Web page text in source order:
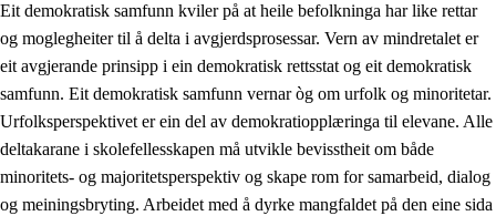
1.4 Skaparglede, engasjement og utforskartrong
1.5 Respekt for naturen og miljøbevisstheit
Eit demokratisk samfunn kviler på at heile befolkninga har like rettar
og moglegheiter til å delta i avgjerdsprosessar. Vern av mindretalet er
eit avgjerande prinsipp i ein demokratisk rettsstat og eit demokratisk
samfunn. Eit demokratisk samfunn vernar òg om urfolk og minoritetar.
Urfolksperspektivet er ein del av demokratiopplæringa til elevane. Alle
deltakarane i skolefellesskapen må utvikle bevisstheit om både
minoritets- og majoritetsperspektiv og skape rom for samarbeid, dialog
og meiningsbryting. Arbeidet med å dyrke mangfaldet på den eine sida